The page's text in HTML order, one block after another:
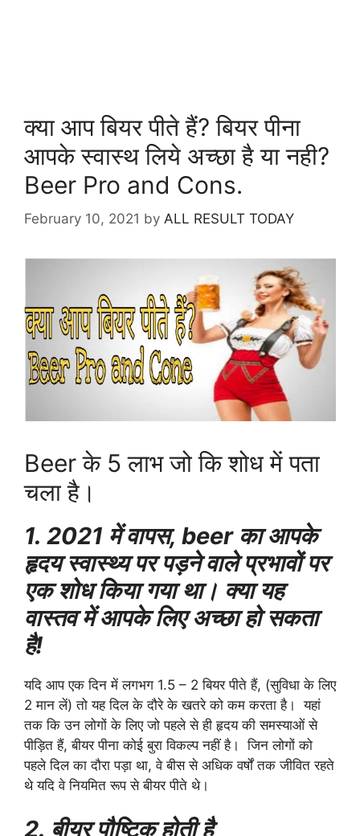
क्या आप बियर पीते हैं? बियर पीना
आपके स्वास्थ लिये अच्छा है या नही?
Beer Pro and Cons.
February 10, 2021 by ALL RESULT TODAY
Beer के 5 लाभ जो कि शोध में पता
चला है।
1. 2021 में वापस, beer का आपके
हृदय स्वास्थ्य पर पड़ने वाले प्रभावों पर
एक शोध किया गया था। क्या यह
वास्तव में आपके लिए अच्छा हो सकता
है!
यदि आप एक दिन में लगभग 1.5 – 2 बियर पीते हैं, (सुविधा के लिए
2 मान लें) तो यह दिल के दौरे के खतरे को कम करता है। यहां
तक कि उन लोगों के लिए जो पहले से ही हृदय की समस्याओं से
पीड़ित हैं, बीयर पीना कोई बुरा विकल्प नहीं है। जिन लोगों को
पहले दिल का दौरा पड़ा था, वे बीस से अधिक वर्षों तक जीवित रहते
थे यदि वे नियमित रूप से बीयर पीते थे।
2. बीयर पौष्टिक होती है